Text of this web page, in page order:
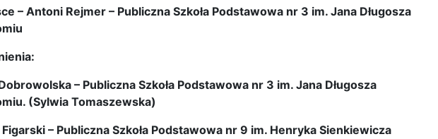
– Antoni Rejmer – Publiczna Szkoła Podstawowa nr 3 im. Jana Długosza
– Publiczna Szkoła Podstawowa nr 3 im. Jana Długosza
(Sylwia Tomaszewska)
– Publiczna Szkoła Podstawowa nr 9 im. Henryka Sienkiewicza